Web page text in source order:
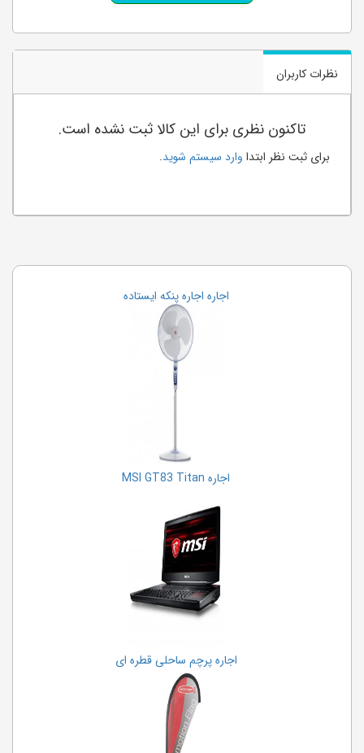
نظرات کاربران
تاکنون نظری برای این کالا ثبت نشده است.
برای ثبت نظر ابتدا وارد سیستم شوید.
اجاره اجاره پنکه ایستاده
اجاره MSI GT83 Titan
اجاره پرچم ساحلی قطره ای